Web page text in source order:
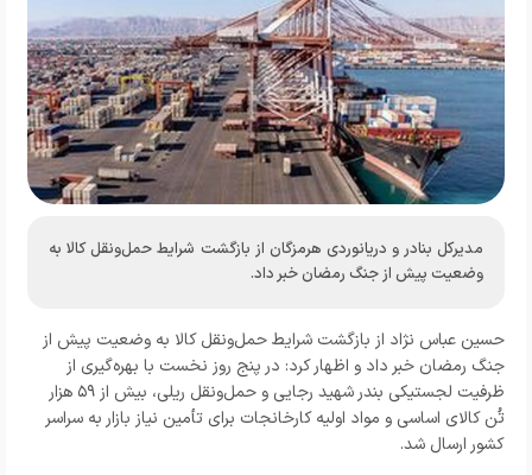
مدیرکل بنادر و دریانوردی هرمزگان از بازگشت شرایط حمل‌ونقل کالا به
وضعیت پیش از جنگ رمضان خبر داد.
حسین عباس نژاد از بازگشت شرایط حمل‌ونقل کالا به وضعیت پیش از
جنگ رمضان خبر داد و اظهار کرد: در پنج روز نخست با بهره‌گیری از
ظرفیت لجستیکی بندر شهید رجایی و حمل‌ونقل ریلی، بیش از ۵۹ هزار
تُن کالای اساسی و مواد اولیه کارخانجات برای تأمین نیاز بازار به سراسر
کشور ارسال شد.